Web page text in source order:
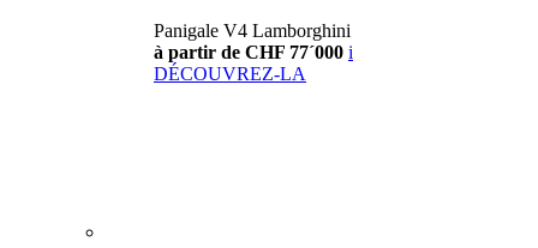
Panigale V4 Lamborghini
à partir de CHF 77´000 i
DÉCOUVREZ-LA